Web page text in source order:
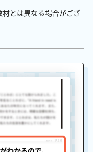
とは異なる場合がござ